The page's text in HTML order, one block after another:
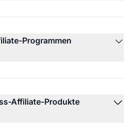
Programmen
Affiliate-Produkte